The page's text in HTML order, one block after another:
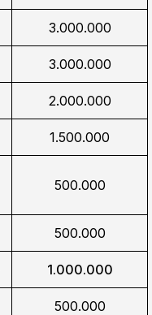
3.000.000
3.000.000
2.000.000
1.500.000
500.000
500.000
1.000.000
500.000